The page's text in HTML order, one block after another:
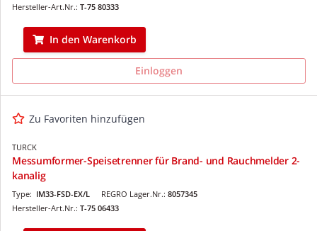
Hersteller-Art.Nr.: T-75 80333
In den Warenkorb
Einloggen
Zu Favoriten hinzufügen
TURCK
Messumformer-Speisetrenner für Brand- und Rauchmelder 2-
kanalig
REGRO Lager.Nr.: 8057345
Type: IM33-FSD-EX/L
Hersteller-Art.Nr.: T-75 06433